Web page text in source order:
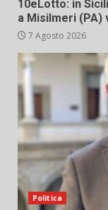
10eLotto: in
a Misilmeri (PA)
7 Agosto 2026
Politica